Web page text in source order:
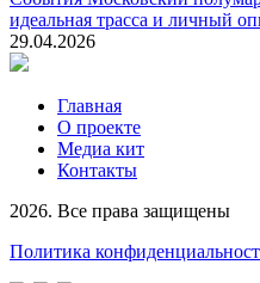
идеальная трасса и личный
29.04.2026
Главная
О проекте
Медиа кит
Контакты
2026. Все права защищены
Политика